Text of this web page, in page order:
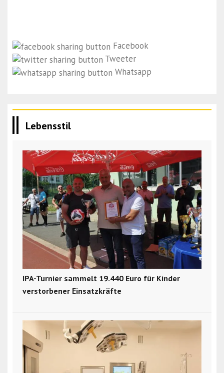
Facebook
Tweeter
Whatsapp
Lebensstil
IPA-Turnier sammelt 19.440 Euro für Kinder
verstorbener Einsatzkräfte